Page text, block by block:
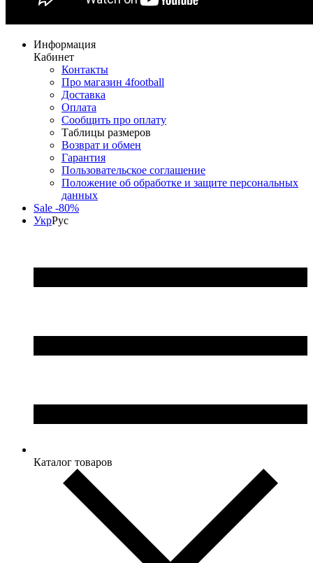
Информация
Кабинет
Контакты
Про магазин 4football
Доставка
Оплата
Сообщить про оплату
Таблицы размеров
Возврат и обмен
Гарантия
Пользовательское соглашение
Положение об обработке и защите персональных
данных
Sale -80%
УкрРус
Каталог товаров